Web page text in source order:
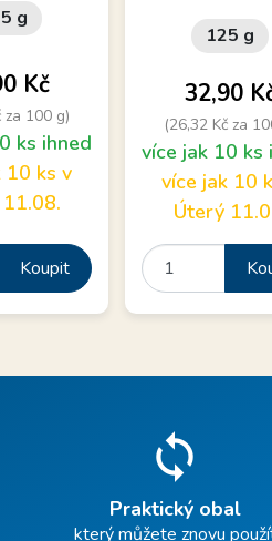
g
Kč
za 100 g)
ks ihned
10 ks v
Koupit
125 g
Cena
32,90
(26,32 Kč za
více jak 10 ks
více jak 10
Úterý
sync
Praktický obal
který můžete znovu